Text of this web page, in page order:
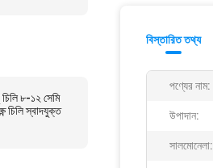
৮-১২ সেমি
চিলি স্বাদযুক্ত
বিস্তারিত তথ্য
পণ্যের নাম:
উপাদান:
সালমোনেলা: